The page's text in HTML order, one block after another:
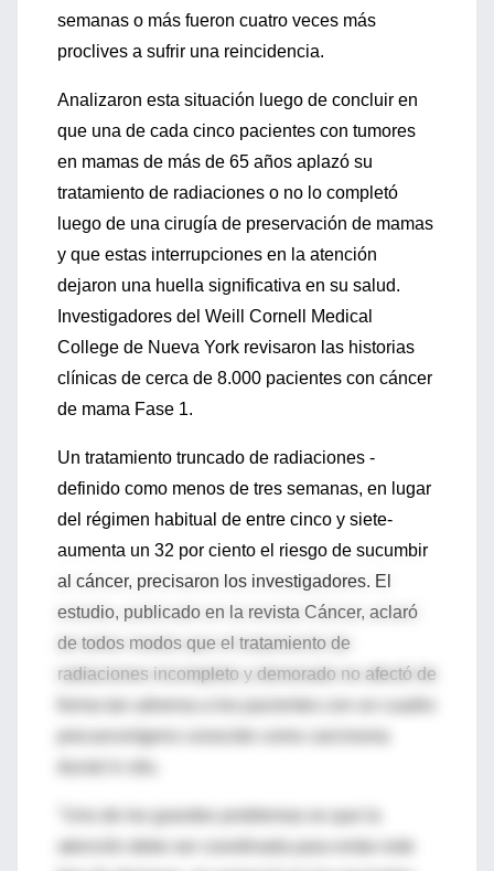
semanas o más fueron cuatro veces más
proclives a sufrir una reincidencia.
Analizaron esta situación luego de concluir en
que una de cada cinco pacientes con tumores
en mamas de más de 65 años aplazó su
tratamiento de radiaciones o no lo completó
luego de una cirugía de preservación de mamas
y que estas interrupciones en la atención
dejaron una huella significativa en su salud.
Investigadores del Weill Cornell Medical
College de Nueva York revisaron las historias
clínicas de cerca de 8.000 pacientes con cáncer
de mama Fase 1.
Un tratamiento truncado de radiaciones -
definido como menos de tres semanas, en lugar
del régimen habitual de entre cinco y siete-
aumenta un 32 por ciento el riesgo de sucumbir
al cáncer, precisaron los investigadores. El
estudio, publicado en la revista Cáncer, aclaró
de todos modos que el tratamiento de
radiaciones incompleto y demorado no afectó de
precancerígeno conocido como carcinoma